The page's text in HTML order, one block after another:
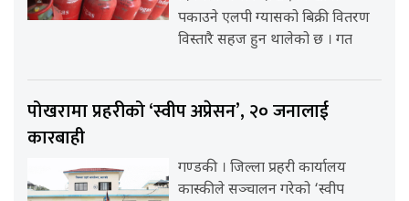
पकाउने एलपी ग्यासको बिक्री वितरण
विस्तारै सहज हुन थालेको छ । गत
पोखरामा प्रहरीको ‘स्वीप अप्रेसन’, २० जनालाई
कारबाही
गण्डकी । जिल्ला प्रहरी कार्यालय
कास्कीले सञ्चालन गरेको ‘स्वीप